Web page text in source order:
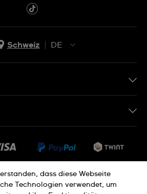
Schweiz
DE
IT
dass diese Webseite
Technologien verwendet, um